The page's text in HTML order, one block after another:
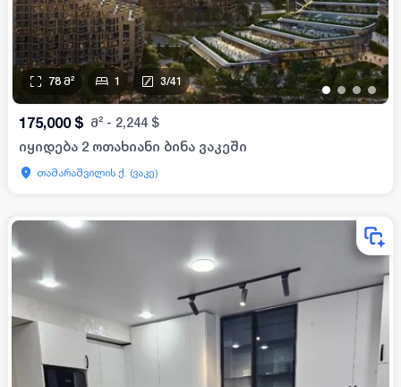
• • • •
78 მ² 1 3/41
175,000 $ მ² - 2,244 $
იყიდება 2 ოთახიანი ბინა ვაკეში
თამარაშვილის ქ. (ვაკე)